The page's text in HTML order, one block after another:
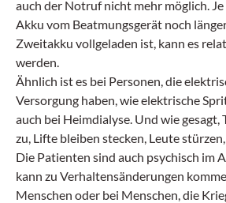
auch der Notruf nicht mehr möglich.
Akku vom Beatmungsgerät noch
Zweitakku vollgeladen ist, kann es
werden.
Ähnlich ist es bei Personen, die
Versorgung haben, wie elektrische
auch bei Heimdialyse. Und wie gesagt,
zu, Lifte bleiben stecken, Leute
Die Patienten sind auch psychisch im
kann zu Verhaltensänderungen
Menschen oder bei Menschen, die